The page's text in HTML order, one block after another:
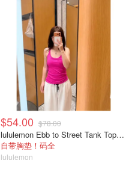
$54.00 $78.00
lululemon Ebb to Street Tank Top 女士轻支撑背心
自带胸垫！码全
lululemon